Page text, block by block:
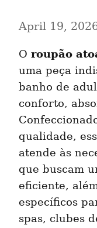
April 19,
O roupão
uma peça
banho de
conforto,
qualidade,
atende às
que buscam
eficiente,
específicos
spas, clubes